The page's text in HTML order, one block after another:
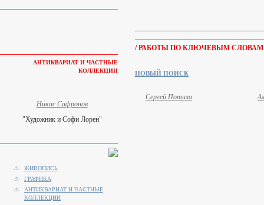
/ РАБОТЫ ПО КЛЮЧЕВЫМ СЛОВАМ
НОВЫЙ ПОИСК
Сергей Потиха
АНТИКВАРИАТ И ЧАСТНЫЕ
КОЛЛЕКЦИИ
Никас Сафронов
"Художник и Софи Лорен"
ЖИВОПИСЬ
ГРАФИКА
АНТИКВАРИАТ И ЧАСТНЫЕ
КОЛЛЕКЦИИ